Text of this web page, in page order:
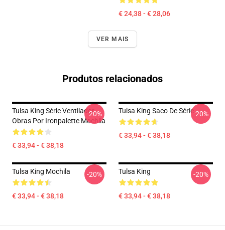
€ 24,38 - € 28,06
VER MAIS
Produtos relacionados
Tulsa King Série Ventilador
Obras Por Ironpalette Mochila
€ 33,94 - € 38,18
-20% Tulsa King Saco De Série
€ 33,94 - € 38,18
-20%
Tulsa King Mochila
€ 33,94 - € 38,18
-20% Tulsa King
€ 33,94 - € 38,18
-20%